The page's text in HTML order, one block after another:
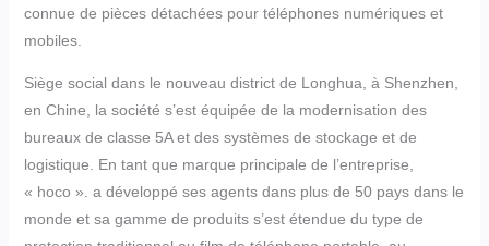
connue de pièces détachées pour téléphones numériques et
mobiles.
Siège social dans le nouveau district de Longhua, à Shenzhen,
en Chine, la société s’est équipée de la modernisation des
bureaux de classe 5A et des systèmes de stockage et de
logistique. En tant que marque principale de l’entreprise,
« hoco ». a développé ses agents dans plus de 50 pays dans le
monde et sa gamme de produits s’est étendue du type de